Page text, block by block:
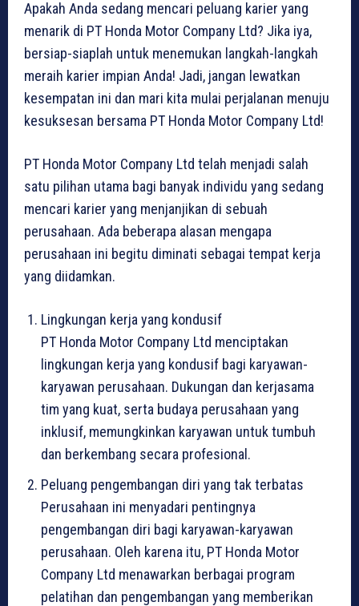
Apakah Anda sedang mencari peluang karier yang
menarik di PT Honda Motor Company Ltd? Jika iya,
bersiap-siaplah untuk menemukan langkah-langkah
meraih karier impian Anda! Jadi, jangan lewatkan
kesempatan ini dan mari kita mulai perjalanan menuju
kesuksesan bersama PT Honda Motor Company Ltd!
PT Honda Motor Company Ltd telah menjadi salah
satu pilihan utama bagi banyak individu yang sedang
mencari karier yang menjanjikan di sebuah
perusahaan. Ada beberapa alasan mengapa
perusahaan ini begitu diminati sebagai tempat kerja
yang diidamkan.
Lingkungan kerja yang kondusif
PT Honda Motor Company Ltd menciptakan
lingkungan kerja yang kondusif bagi karyawan-
karyawan perusahaan. Dukungan dan kerjasama
tim yang kuat, serta budaya perusahaan yang
inklusif, memungkinkan karyawan untuk tumbuh
dan berkembang secara profesional.
Peluang pengembangan diri yang tak terbatas
Perusahaan ini menyadari pentingnya
pengembangan diri bagi karyawan-karyawan
perusahaan. Oleh karena itu, PT Honda Motor
Company Ltd menawarkan berbagai program
pelatihan dan pengembangan yang memberikan